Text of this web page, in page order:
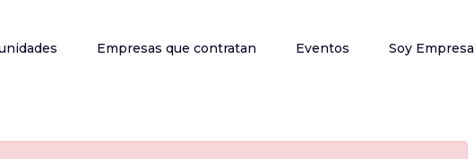
Empresas que contratan Eventos Soy Empresa